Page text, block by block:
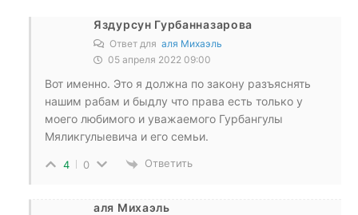
Яздурсун Гурбанназарова
Ответ для аля Михаэль
05 апреля 2022 09:00
Вот именно. Это я должна по закону разъяснять
нашим рабам и быдлу что права есть только у
моего любимого и уважаемого Гурбангулы
Мяликгулыевича и его семьи.
4 0 Ответить
аля Михаэль